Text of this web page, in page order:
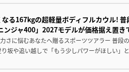
る167kgの超軽量ボディフルカウル!
ンジャ400」2027モデルが価格据え置き
さに悩むあなたへ贈るスポーツツアラー 普段
坂や追い越しで「もう少しパワーがほしい」